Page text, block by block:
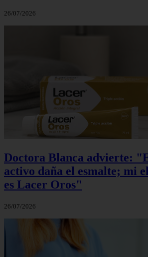
26/07/2026
Doctora Blanca advierte:
activo daña el esmalte; mi
es Lacer Oros"
26/07/2026